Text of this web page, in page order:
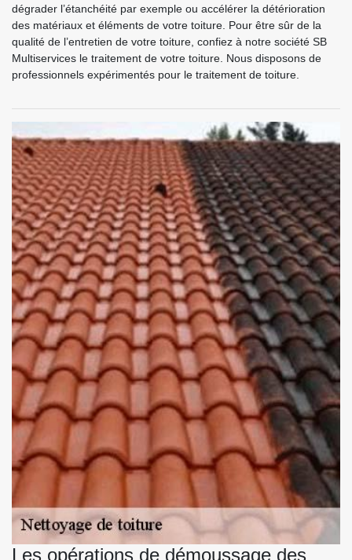
dégrader l’étanchéité par exemple ou accélérer la détérioration
des matériaux et éléments de votre toiture. Pour être sûr de la
qualité de l’entretien de votre toiture, confiez à notre société SB
Multiservices le traitement de votre toiture. Nous disposons de
professionnels expérimentés pour le traitement de toiture.
Les opérations de démoussage des